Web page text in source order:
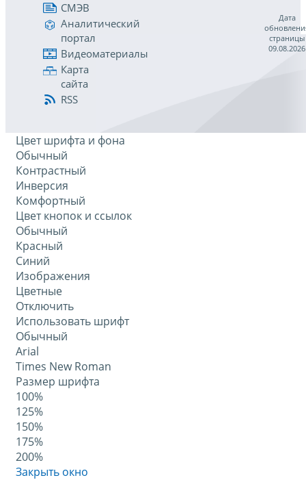
СМЭВ
Аналитический
портал
Видеоматериалы
Карта
сайта
RSS
Дата
страницы
09.08.2026
Цвет шрифта и фона
Обычный
Контрастный
Инверсия
Комфортный
Цвет кнопок и ссылок
Обычный
Красный
Синий
Изображения
Цветные
Отключить
Использовать шрифт
Обычный
Arial
Times New Roman
Размер шрифта
100%
125%
150%
175%
200%
Закрыть окно